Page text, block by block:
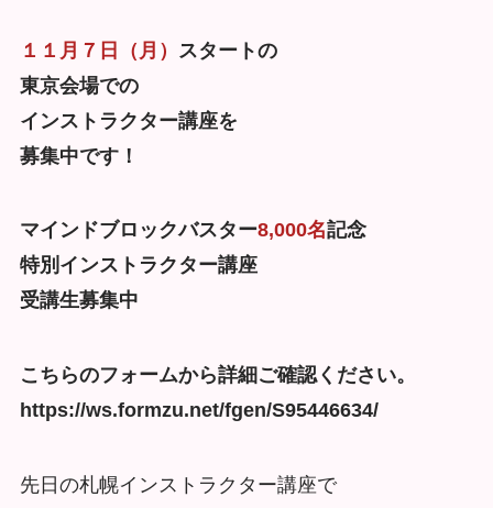
１１月７日（月）
スタートの
東京会場での
インストラクター講座を
募集中です！
マインドブロックバスター8,000名記念
特別インストラクター講座
受講生募集中
こちらのフォームから詳細ご確認ください。
https://ws.formzu.net/fgen/S95446634/
先日の札幌インストラクター講座で